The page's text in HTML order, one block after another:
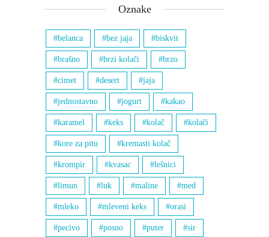
Oznake
belanca bez jaja biskvit
brašno brzi kolači brzo
cimet desert jaja
jednostavno jogurt kakao
karamel keks kolač kolači
kore za pitu kremasti kolač
krompir kvasac lešnici
limun luk maline med
mleko mleveni keks orasi
pecivo posno puter sir